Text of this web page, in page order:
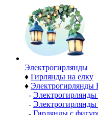
Электро­гирлянды
♦ Гирлянды на елку
♦
- Электрогирлянды
-
- Гирлянды с